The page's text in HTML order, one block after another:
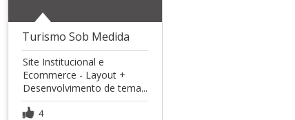
Turismo Sob Medida
Site Institucional e
Ecommerce - Layout +
Desenvolvimento de tema...
4